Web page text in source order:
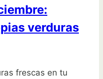
verduras
frescas en tu